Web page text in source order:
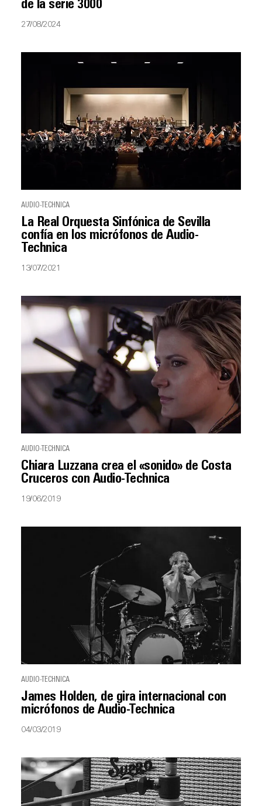
de la serie 3000
27/08/2024
AUDIO-TECHNICA
La Real Orquesta Sinfónica de Sevilla
confía en los micrófonos de Audio-
Technica
13/07/2021
AUDIO-TECHNICA
Chiara Luzzana crea el «sonido» de Costa
Cruceros con Audio-Technica
19/06/2019
AUDIO-TECHNICA
James Holden, de gira internacional con
micrófonos de Audio-Technica
04/03/2019